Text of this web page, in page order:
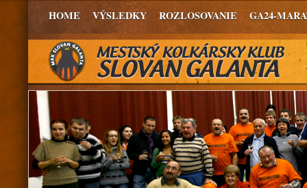
HOME VÝSLEDKY ROZLOSOVANIE GA24-